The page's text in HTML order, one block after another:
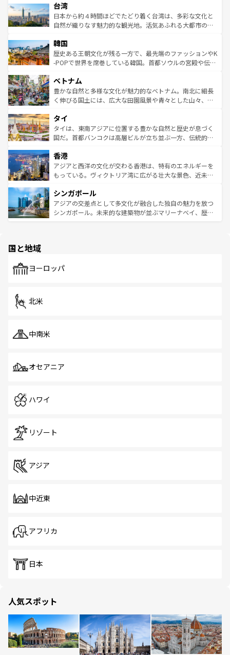
ならではの贅沢な旅のスタイルだ。 なお、新着のアメリカ
情報はコンテンツ一覧を参照してほしい。
れるおもてなしの心で訪れる人々を迎えてくれるハワイの
人々、おいしいローカルフードやハワイアンミュージッ
ク、伝統的なフラダンスなど、すべてがハワイの魅力を彩
ワイを、存分に味わってほしい。 なお、新着のハワイ情報
はコンテンツ一覧を参照してほしい。
リアリーフや大陸中央部にそびえるウルル（エアーズロッ
ク）、タスマニアの美しい原生林やケアンズの熱帯雨林な
ど、見どころがたくさん。また、カフェやワイン、オージ
いる。アクティビティも充実しており、サーフィンやダイ
ビング、ハイキングなど、アウトドア好きにはたまらな
い。オーストラリアの多彩な魅力を存分に味わいつくそ
参照してほしい。
台湾
日本から約４時間ほどでたどり着く台湾は、多彩な文化と
自然が織りなす魅力的な観光地。活気あふれる大都市の台
ン）、静ひつな山岳地帯である台湾東部など、都市の喧騒
と山間の静けさが共存しており、訪れる人に新しい発見と
驚きをもたらしてくれる。また、奥深い台湾の食文化も魅
容にもいいと評判のスイーツなど、バラエティ豊かな料理
が味わえる。 なお、新着の台湾情報は コンテンツ一覧を参
照してほしい。
韓国
歴史ある王朝文化が残る一方で、最先端のファッションやK
-POPで世界を席巻している韓国。首都ソウルの宮殿や伝統
き、地方に足を延ばせば四季折々の自然美を楽しむことが
できる。そして、キムチや焼肉、絶品のストリートフード
まで、さまざまな韓国料理が待っている。夜には、韓国な
リティに包まれながら、韓国の多彩な魅力を心ゆくまで味
わってみてほしい。 なお、新着の韓国情報はコンテンツ一
覧を参照してほしい。
ベトナム
豊かな自然と多様な文化が魅力的なベトナム。南北に細長
く伸びる国土には、広大な田園風景や青々とした山々、世
急速な発展と共に伝統が息づく。ハノイの古い町並みやホ
ーチミン市のフランス統治時代の建物も、独特の雰囲気を
醸し出している。また、バラエティの豊かさとおいしさで
とつ。フォーやバインミー、ベトナムコーヒーなどは、ぜ
ひ現地で味わいたい。どの地域を訪れてもあたたかい人々
が旅行者を迎えてくれるので、きっと忘れられない旅にな
参照してほしい。
タイ
タイは、東南アジアに位置する豊かな自然と歴史が息づく
国だ。首都バンコクは高層ビルが立ち並ぶ一方、伝統的な
の活気が交差している。北部ではチェンマイなどの山岳地
帯で自然と触れ合い、南部ではプーケットやクラビの美し
いビーチでリゾート気分を楽しむことができる。タイ料理
激する。気候は一年中温暖で、どの季節にも異なる楽しみ
が待っている。親しみやすいタイの人々、仏教を中心とし
た文化、そして多様な観光資源が、訪れる旅人を魅了し続
香港
アジアと西洋の文化が交わる香港は、特有のエネルギーを
もっている。ヴィクトリア湾に広がる壮大な景色、近未来
み、どこを訪れても感動するはず。観光スポットが密集し
ており、効率よく見どころを回れるのも魅力。息をのむよ
うな絶景から文化的な体験まで、香港を存分に楽しみ尽く
シンガポール
アジアの交差点として多文化が融合した独自の魅力を放つ
シンガポール。未来的な建築物が並ぶマリーナベイ、歴史
で、ホーカーズは地元の風情を楽しめる外せないスポット
国と地域
ヨーロッパ
北米
中南米
オセアニア
ハワイ
リゾート
アジア
中近東
アフリカ
日本
人気スポット